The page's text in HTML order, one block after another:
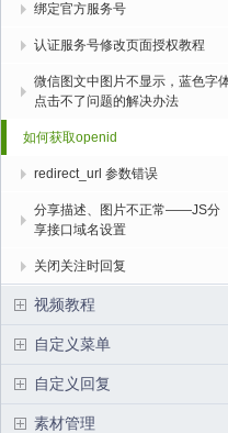
绑定官方服务号
认证服务号修改页面授权教程
微信图文中图片不显示，蓝色字
点击不了问题的解决办法
如何获取openid
redirect_url 参数错误
分享描述、图片不正常——JS分
享接口域名设置
关闭关注时回复
视频教程
自定义菜单
自定义回复
素材管理